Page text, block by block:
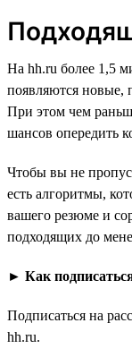
На hh.ru более 1,5
появляются новые,
При этом чем
шансов опередить
Чтобы вы не
есть алгоритмы,
вашего резюме и
подходящих до
► Как
Подписаться на
hh.ru.